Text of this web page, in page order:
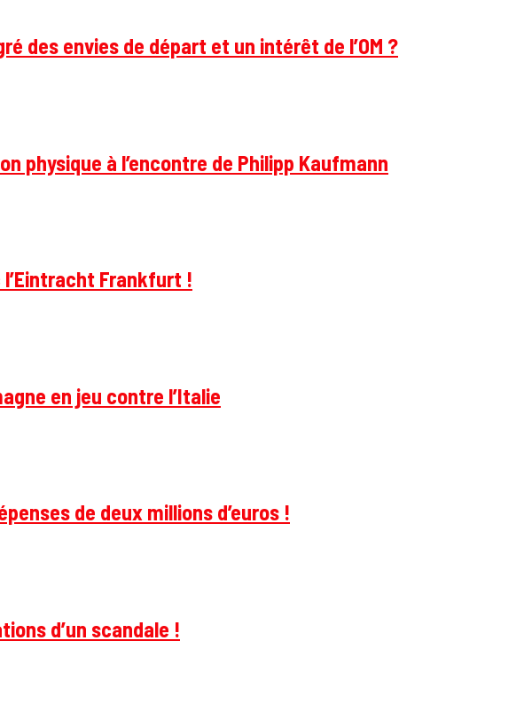
des envies de départ et un intérêt de l’OM ?
physique à l’encontre de Philipp Kaufmann
Frankfurt !
en jeu contre l’Italie
de deux millions d’euros !
d’un scandale !